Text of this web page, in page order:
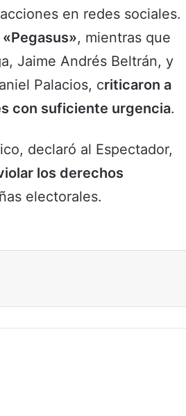
en redes sociales.
, mientras que
Jaime Andrés Beltrán, y
Palacios, criticaron a
con suficiente urgencia.
declaró al Espectador,
los derechos
electorales.